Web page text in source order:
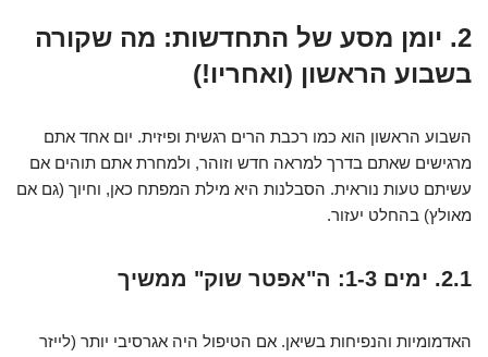
2. יומן מסע של התחדשות: מה שקורה
בשבוע הראשון (ואחריו!)
השבוע הראשון הוא כמו רכבת הרים רגשית ופיזית. יום אחד אתם
מרגישים שאתם בדרך למראה חדש וזוהר, ולמחרת אתם תוהים אם
עשיתם טעות נוראית. הסבלנות היא מילת המפתח כאן, וחיוך (גם אם
מאולץ) בהחלט יעזור.
2.1. ימים 1-3: ה"אפטר שוק" ממשיך
האדמומיות והנפיחות בשיאן. אם הטיפול היה אגרסיבי יותר (לייזר